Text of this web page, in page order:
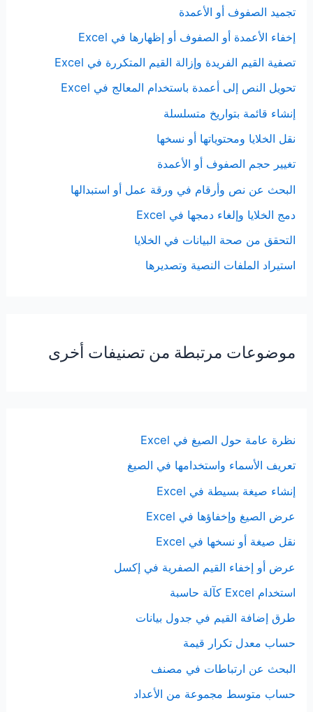
تجميد الصفوف أو الأعمدة
إخفاء الأعمدة أو الصفوف أو إظهارها في Excel
تصفية القيم الفريدة وإزالة القيم المتكررة في Excel
تحويل النص إلى أعمدة باستخدام المعالج في Excel
إنشاء قائمة بتواريخ متسلسلة
نقل الخلايا ومحتوياتها أو نسخها
تغيير حجم الصفوف أو الأعمدة
البحث عن نص وأرقام في ورقة عمل أو استبدالها
دمج الخلايا وإلغاء دمجها في Excel
التحقق من صحة البيانات في الخلايا
استيراد الملفات النصية وتصديرها
موضوعات مرتبطة من تصنيفات أخرى
نظرة عامة حول الصيغ في Excel
تعريف الأسماء واستخدامها في الصيغ
إنشاء صيغة بسيطة في Excel
عرض الصيغ وإخفاؤها في Excel
نقل صيغة أو نسخها في Excel
عرض أو إخفاء القيم الصفرية في إكسل
استخدام Excel كآلة حاسبة
طرق إضافة القيم في جدول بيانات
حساب معدل تكرار قيمة
البحث عن ارتباطات في مصنف
حساب متوسط مجموعة من الأعداد